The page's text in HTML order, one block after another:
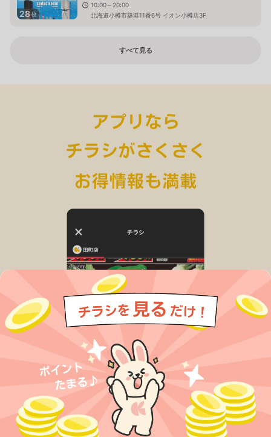
28枚
10:00～20:00
北海道小樽市築港11番6号 イオン小樽店3F
すべて見る